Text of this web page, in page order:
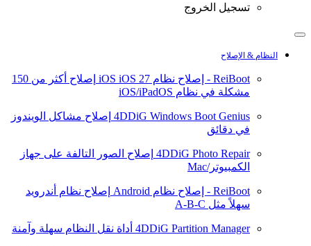
تسجيل الخروج
النظام & الإصلاح
ReiBoot - إصلاح نظام iOS iOS 27
إصلاح أكثر من 150
مشكلة في نظام iOS/iPadOS
4DDiG Windows Boot Genius إصلاح مشاكل الويندوز
في دقائق
4DDiG Photo Repair إصلاح الصور التالفة على جهاز
الكمبيوتر/Mac
ReiBoot - إصلاح نظام Android
إصلاح نظام أندرويد
سهلاً مثل A-B-C
4DDiG Partition Manager أداة نقل النظام سهلة وآمنة